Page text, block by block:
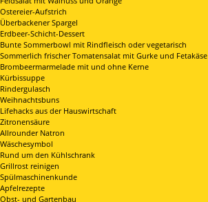
Ostereier-Aufstrich
Überbackener Spargel
Erdbeer-Schicht-Dessert
Bunte Sommerbowl mit Rindfleisch oder vegetarisch
Sommerlich frischer Tomatensalat mit Gurke und Fetakäse
Brombeermarmelade mit und ohne Kerne
Kürbissuppe
Rindergulasch
Weihnachtsbuns
Lifehacks aus der Hauswirtschaft
Zitronensäure
Allrounder Natron
Wäschesymbol
Rund um den Kühlschrank
Grillrost reinigen
Spülmaschinenkunde
Apfelrezepte
Obst- und Gartenbau